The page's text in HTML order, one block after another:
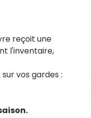
reçoit une
l'inventaire,
vos gardes :